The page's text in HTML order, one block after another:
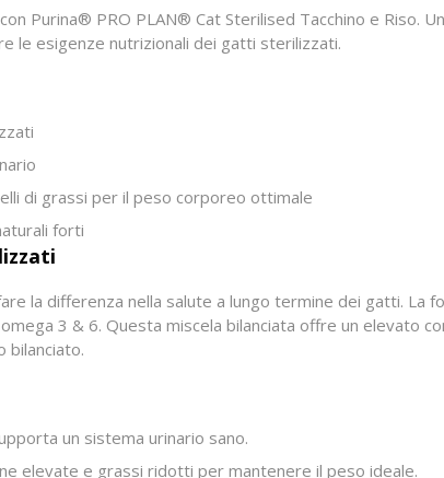
Purina® PRO PLAN® Cat Sterilised Tacchino e Riso.
le esigenze nutrizionali dei gatti sterilizzati.
di grassi per il peso corporeo ottimale
forti
la differenza nella salute a lungo termine dei gatti. La
3 & 6. Questa miscela bilanciata offre un elevato
bilanciato.
un sistema urinario sano.
elevate e grassi ridotti per mantenere il peso ideale.